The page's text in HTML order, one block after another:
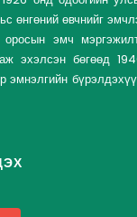
өнгөний өвчнийг
оросын эмч
эхэлсэн бөгөөд
эмнэлгийн